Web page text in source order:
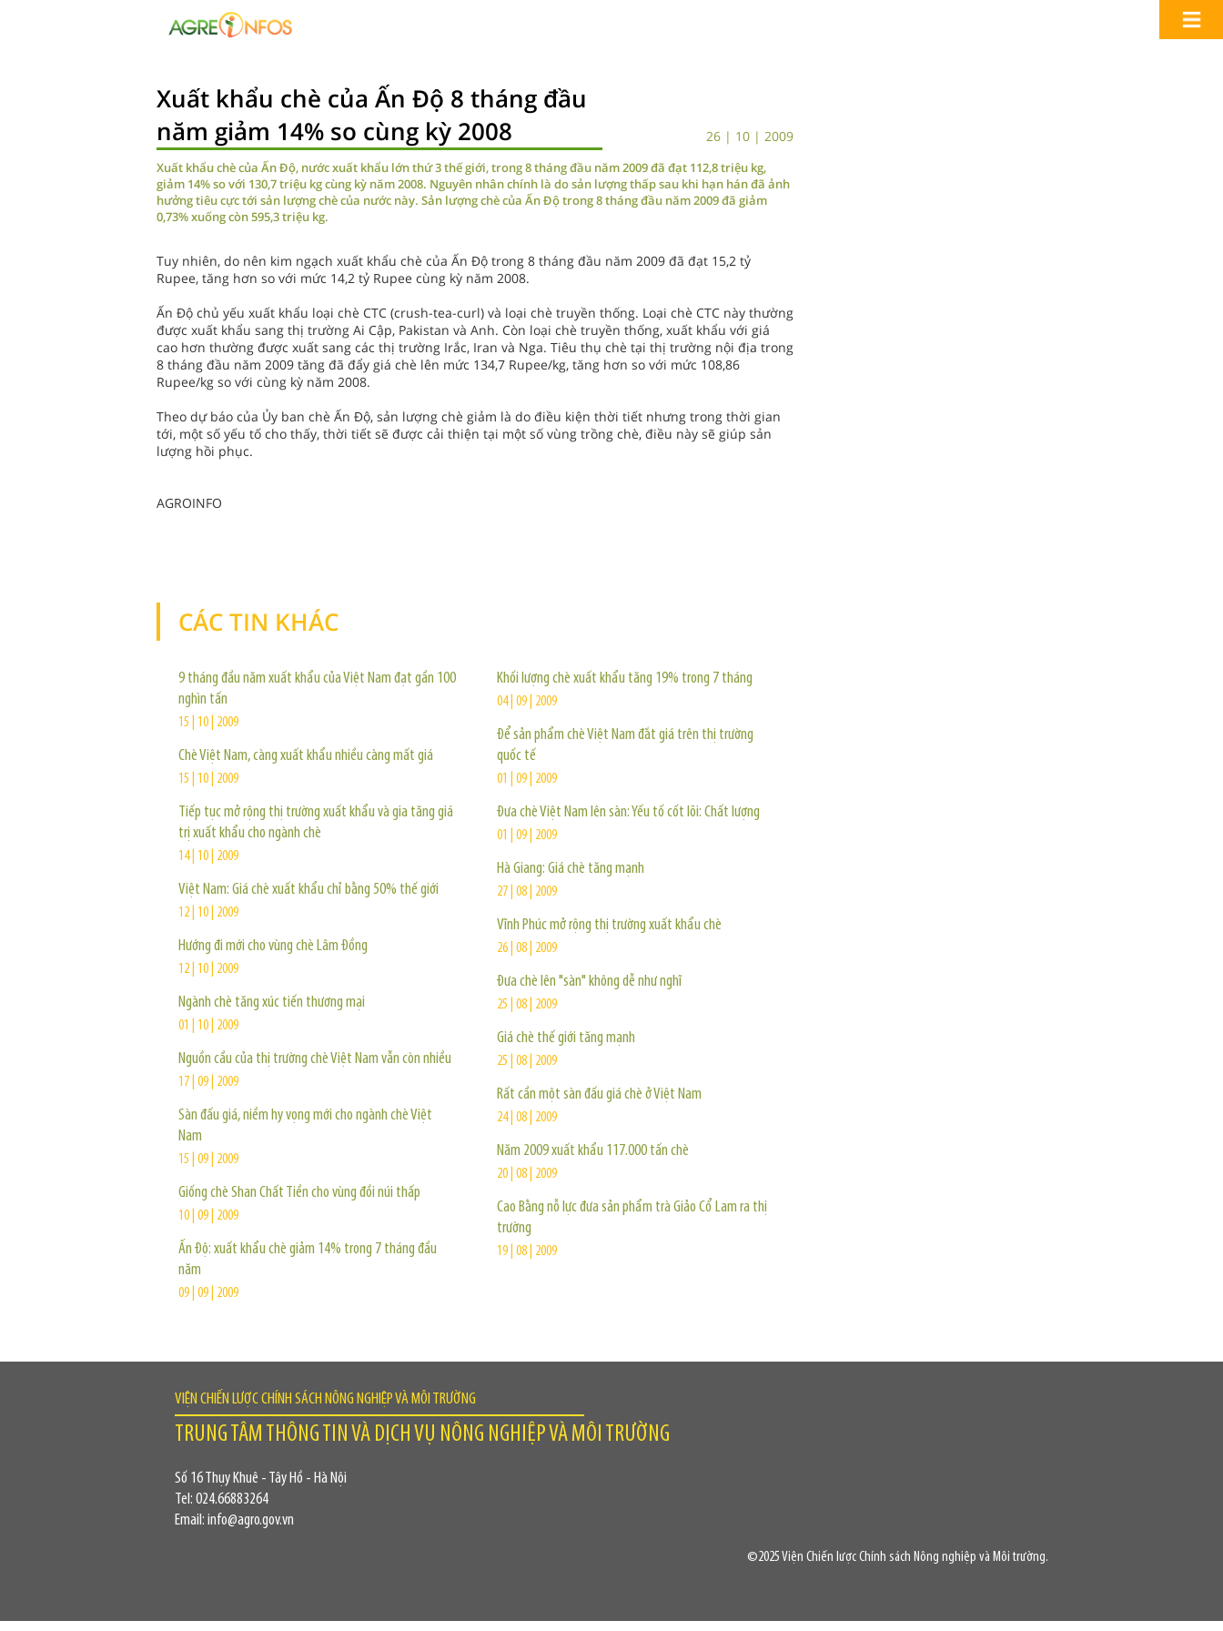
Xuất khẩu chè của Ấn Độ 8 tháng đầu
năm giảm 14% so cùng kỳ 2008
26 | 10 | 2009
Xuất khẩu chè của Ấn Độ, nước xuất khẩu lớn thứ 3 thế giới, trong 8 tháng đầu năm 2009 đã đạt 112,8 triệu kg,
giảm 14% so với 130,7 triệu kg cùng kỳ năm 2008. Nguyên nhân chính là do sản lượng thấp sau khi hạn hán đã ảnh
hưởng tiêu cực tới sản lượng chè của nước này. Sản lượng chè của Ấn Độ trong 8 tháng đầu năm 2009 đã giảm
0,73% xuống còn 595,3 triệu kg.
Tuy nhiên, do nên kim ngạch xuất khẩu chè của Ấn Độ trong 8 tháng đầu năm 2009 đã đạt 15,2 tỷ
Rupee, tăng hơn so với mức 14,2 tỷ Rupee cùng kỳ năm 2008.
Ấn Độ chủ yếu xuất khẩu loại chè CTC (crush-tea-curl) và loại chè truyền thống. Loại chè CTC này thường
được xuất khẩu sang thị trường Ai Cập, Pakistan và Anh. Còn loại chè truyền thống, xuất khẩu với giá
cao hơn thường được xuất sang các thị trường Irắc, Iran và Nga. Tiêu thụ chè tại thị trường nội địa trong
8 tháng đầu năm 2009 tăng đã đẩy giá chè lên mức 134,7 Rupee/kg, tăng hơn so với mức 108,86
Rupee/kg so với cùng kỳ năm 2008.
Theo dự báo của Ủy ban chè Ấn Độ, sản lượng chè giảm là do điều kiện thời tiết nhưng trong thời gian
tới, một số yếu tố cho thấy, thời tiết sẽ được cải thiện tại một số vùng trồng chè, điều này sẽ giúp sản
lượng hồi phục.
AGROINFO
CÁC TIN KHÁC
9 tháng đầu năm xuất khẩu của Việt Nam đạt gần 100
nghìn tấn
15 | 10 | 2009
Chè Việt Nam, càng xuất khẩu nhiều càng mất giá
15 | 10 | 2009
Tiếp tục mở rộng thị trường xuất khẩu và gia tăng giá
trị xuất khẩu cho ngành chè
14 | 10 | 2009
Việt Nam: Giá chè xuất khẩu chỉ bằng 50% thế giới
12 | 10 | 2009
Hướng đi mới cho vùng chè Lâm Đồng
12 | 10 | 2009
Ngành chè tăng xúc tiến thương mại
01 | 10 | 2009
Nguồn cầu của thị trường chè Việt Nam vẫn còn nhiều
17 | 09 | 2009
Sàn đấu giá, niềm hy vọng mới cho ngành chè Việt
Nam
15 | 09 | 2009
Giống chè Shan Chất Tiền cho vùng đồi núi thấp
10 | 09 | 2009
Ấn Độ: xuất khẩu chè giảm 14% trong 7 tháng đầu
năm
09 | 09 | 2009
Khối lượng chè xuất khẩu tăng 19% trong 7 tháng
04 | 09 | 2009
Để sản phẩm chè Việt Nam đắt giá trên thị trường
quốc tế
01 | 09 | 2009
Đưa chè Việt Nam lên sàn: Yếu tố cốt lõi: Chất lượng
01 | 09 | 2009
Hà Giang: Giá chè tăng mạnh
27 | 08 | 2009
Vĩnh Phúc mở rộng thị trường xuất khẩu chè
26 | 08 | 2009
Đưa chè lên "sàn" không dễ như nghĩ
25 | 08 | 2009
Giá chè thế giới tăng mạnh
25 | 08 | 2009
Rất cần một sàn đấu giá chè ở Việt Nam
24 | 08 | 2009
Năm 2009 xuất khẩu 117.000 tấn chè
20 | 08 | 2009
Cao Bằng nỗ lực đưa sản phẩm trà Giảo Cổ Lam ra thị
trường
19 | 08 | 2009
VIỆN CHIẾN LƯỢC CHÍNH SÁCH NÔNG NGHIỆP VÀ MÔI TRƯỜNG
TRUNG TÂM THÔNG TIN VÀ DỊCH VỤ NÔNG NGHIỆP VÀ MÔI TRƯỜNG
Số 16 Thụy Khuê - Tây Hồ - Hà Nội
Tel: 024.66883264
Email: info@agro.gov.vn
©2025 Viện Chiến lược Chính sách Nông nghiệp và Môi trường.